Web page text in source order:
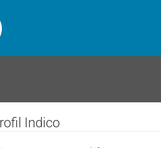
Indico